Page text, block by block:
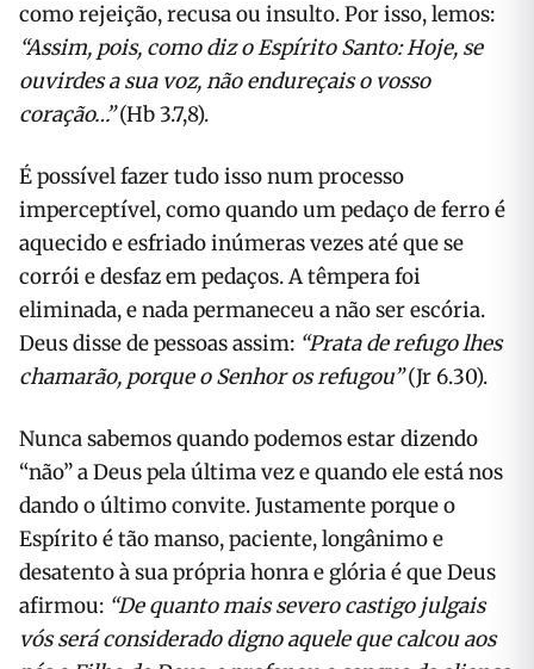
como rejeição, recusa ou insulto. Por isso, lemos:
“Assim, pois, como diz o Espírito Santo: Hoje, se
ouvirdes a sua voz, não endureçais o vosso
coração…”(Hb 3.7,8).
É possível fazer tudo isso num processo
imperceptível, como quando um pedaço de ferro é
aquecido e esfriado inúmeras vezes até que se
corrói e desfaz em pedaços. A têmpera foi
eliminada, e nada permaneceu a não ser escória.
Deus disse de pessoas assim: “Prata de refugo lhes
chamarão, porque o Senhor os refugou”(Jr 6.30).
Nunca sabemos quando podemos estar dizendo
“não” a Deus pela última vez e quando ele está nos
dando o último convite. Justamente porque o
Espírito é tão manso, paciente, longânimo e
desatento à sua própria honra e glória é que Deus
afirmou: “De quanto mais severo castigo julgais
vós será considerado digno aquele que calcou aos